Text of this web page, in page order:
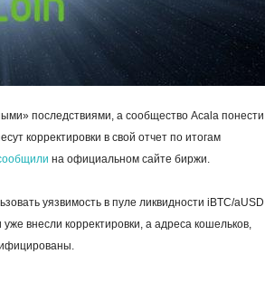
последствиями, а сообщество Acala понести
корректировки в свой отчет по итогам
на официальном сайте биржи.
уязвимость в пуле ликвидности iBTC/
внесли корректировки, а адреса кошельков,